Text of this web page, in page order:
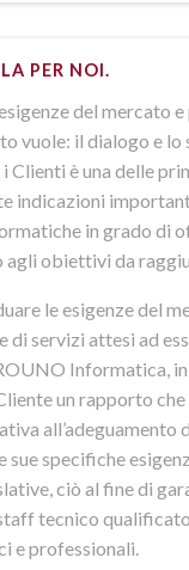
PER NOI.
del mercato
vuole: il dialogo e lo
Clienti è una delle
indicazioni
in grado di
obiettivi da
le esigenze del
servizi attesi ad
Informatica, in
un rapporto
all’adeguamento
sue specifiche
ciò al fine di
tecnico
e professionali.